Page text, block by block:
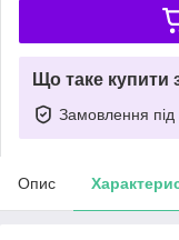
Що таке купити
Замовлення під
Опис